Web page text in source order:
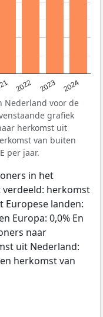
2022 2023 2024
Nederland voor de
grafiek
herkomst uit
van buiten
per jaar.
in het
verdeeld: herkomst
Europese landen:
Europa: 0,0% En
naar
uit Nederland:
herkomst van